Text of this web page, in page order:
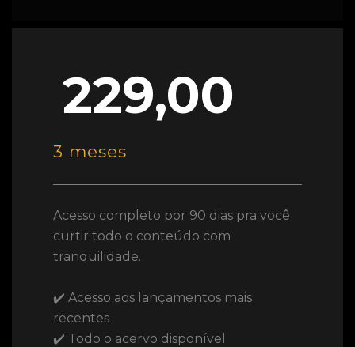
229,00
3 meses
Acesso completo por 90 dias pra você
curtir todo o conteúdo com
tranquilidade.
✔️ Acesso aos lançamentos mais
recentes
✔️ Todo o acervo disponível